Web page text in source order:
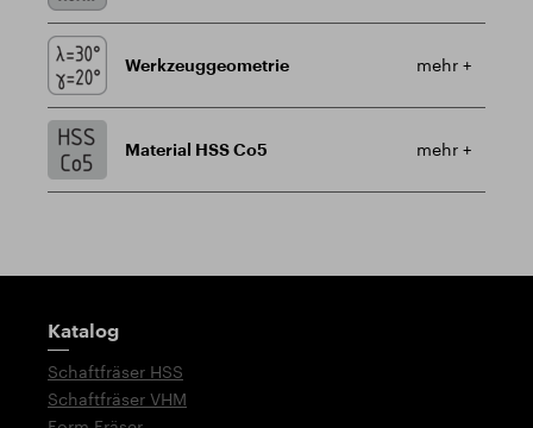
Werkzeuggeometrie mehr +
Material HSS Co5 mehr +
Wegweiser
Katalog
Schaftfräser HSS
Schaftfräser VHM